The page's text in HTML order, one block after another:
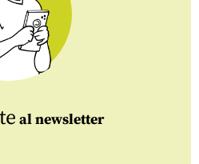
al newsletter